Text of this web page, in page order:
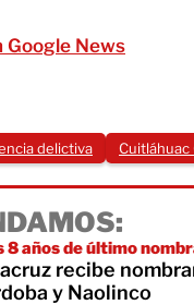
Google News
delictiva Cuitláhuac
8 años de último
recibe
y Naolinco